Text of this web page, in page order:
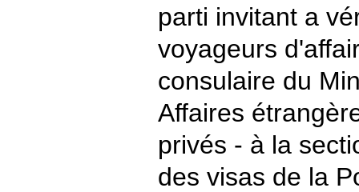
parti invitant a
voyageurs
consulaire du
Affaires
privés - à la
des visas de la